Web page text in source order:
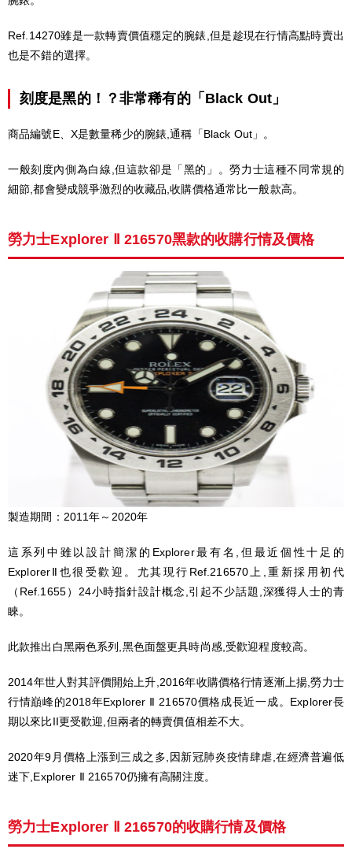
Ref.14270雖是一款轉賣價值穩定的腕錶,但是趁現在行情高點時賣出
也是不錯的選擇。
刻度是黑的！？非常稀有的「Black Out」
商品編號E、X是數量稀少的腕錶,通稱「Black Out」。
一般刻度內側為白線,但這款卻是「黑的」。勞力士這種不同常規的
細節,都會變成競爭激烈的收藏品,收購價格通常比一般款高。
勞力士Explorer Ⅱ 216570黑款的收購行情及價格
製造期間：2011年～2020年
這系列中雖以設計簡潔的Explorer最有名,但最近個性十足的
ExplorerⅡ也很受歡迎。尤其現行Ref.216570上,重新採用初代
（Ref.1655）24小時指針設計概念,引起不少話題,深獲得人士的青
睞。
此款推出白黑兩色系列,黑色面盤更具時尚感,受歡迎程度較高。
2014年世人對其評價開始上升,2016年收購價格行情逐漸上揚,勞力士
行情巔峰的2018年Explorer Ⅱ 216570價格成長近一成。Explorer長
期以來比II更受歡迎,但兩者的轉賣價值相差不大。
2020年9月價格上漲到三成之多,因新冠肺炎疫情肆虐,在經濟普遍低
迷下,Explorer Ⅱ 216570仍擁有高關注度。
勞力士Explorer Ⅱ 216570的收購行情及價格